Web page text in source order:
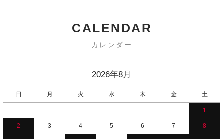
CALENDAR
カレンダー
2026年8月
日 月 火 水 木 金 土
1
2 3 4 5 6 7 8